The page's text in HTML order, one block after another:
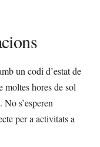
un codi d’estat de
moltes hores de sol
s’esperen
per a activitats a